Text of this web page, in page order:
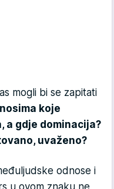
mogli bi se zapitati
koje
a gdje dominacija?
uvaženo?
odnose i